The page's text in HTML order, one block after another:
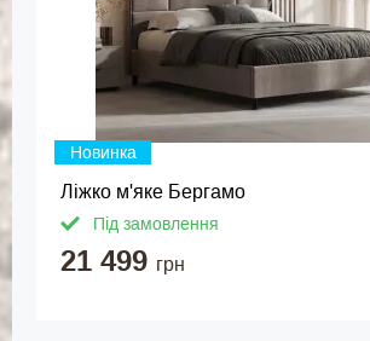
Новинка
Ліжко м'яке Бергамо
Під замовлення
21 499 грн